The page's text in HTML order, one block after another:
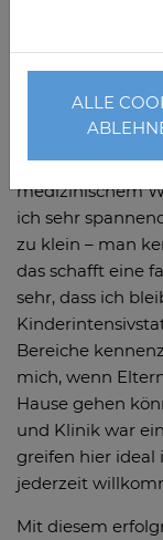
Beruf eine
Auch die 22-
ihrer
gewählt, weil
ihnen helfen
hier absolut
medizinischem
ich sehr
zu klein – man
das schafft eine
sehr, dass ich
Bereiche
mich, wenn
Hause gehen
und Klinik war
greifen hier ideal
jederzeit
Mit diesem
ALLE